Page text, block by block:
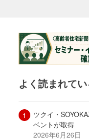
よく読まれて
ツクイ・
ベントが取得
2026年6月26日